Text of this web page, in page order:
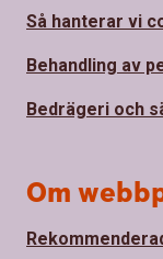
Så hanterar vi
Behandling av
Bedrägeri och
Om